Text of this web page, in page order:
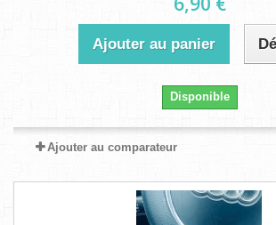
Ajouter au panier
Disponible
Ajouter au comparateur